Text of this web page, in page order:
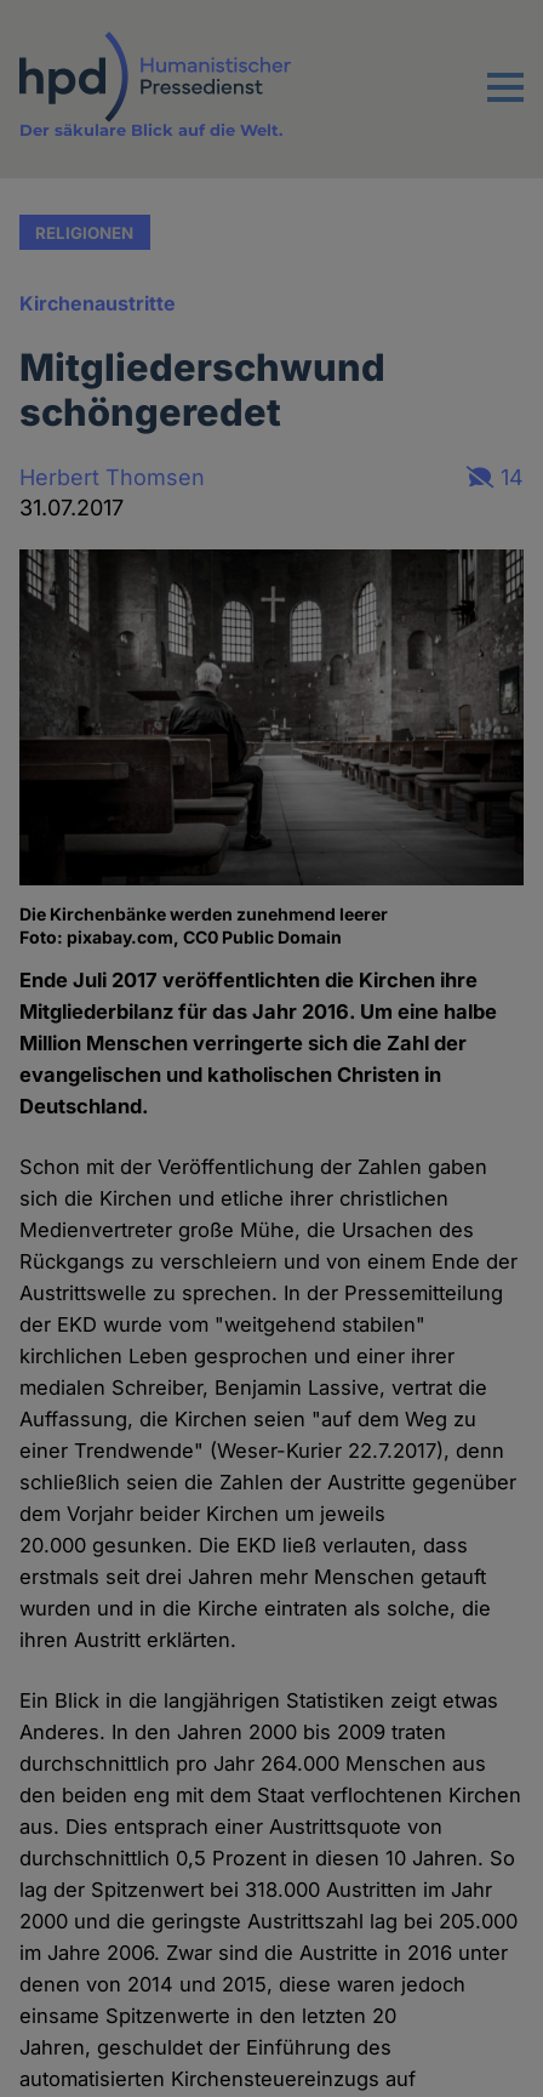
Inhalt
Menu
Der säkulare Blick auf die Welt.
RELIGIONEN
Kirchenaustritte
Mitgliederschwund
schöngeredet
Herbert Thomsen
31.07.2017
14
Die Kirchenbänke werden zunehmend leerer
Foto: pixabay.com, CC0 Public Domain
Ende Juli 2017 veröffentlichten die Kirchen ihre
Mitgliederbilanz für das Jahr 2016. Um eine halbe
Million Menschen verringerte sich die Zahl der
evangelischen und katholischen Christen in
Deutschland.
Schon mit der Veröffentlichung der Zahlen gaben
sich die Kirchen und etliche ihrer christlichen
Medienvertreter große Mühe, die Ursachen des
Rückgangs zu verschleiern und von einem Ende der
Austrittswelle zu sprechen. In der Pressemitteilung
der EKD wurde vom "weitgehend stabilen"
kirchlichen Leben gesprochen und einer ihrer
medialen Schreiber, Benjamin Lassive, vertrat die
Auffassung, die Kirchen seien "auf dem Weg zu
einer Trendwende" (Weser-Kurier 22.7.2017), denn
schließlich seien die Zahlen der Austritte gegenüber
dem Vorjahr beider Kirchen um jeweils
20.000 gesunken. Die EKD ließ verlauten, dass
erstmals seit drei Jahren mehr Menschen getauft
wurden und in die Kirche eintraten als solche, die
ihren Austritt erklärten.
Ein Blick in die langjährigen Statistiken zeigt etwas
Anderes. In den Jahren 2000 bis 2009 traten
durchschnittlich pro Jahr 264.000 Menschen aus
den beiden eng mit dem Staat verflochtenen Kirchen
aus. Dies entsprach einer Austrittsquote von
durchschnittlich 0,5 Prozent in diesen 10 Jahren. So
lag der Spitzenwert bei 318.000 Austritten im Jahr
2000 und die geringste Austrittszahl lag bei 205.000
im Jahre 2006. Zwar sind die Austritte in 2016 unter
denen von 2014 und 2015, diese waren jedoch
einsame Spitzenwerte in den letzten 20
Jahren, geschuldet der Einführung des
automatisierten Kirchensteuereinzugs auf